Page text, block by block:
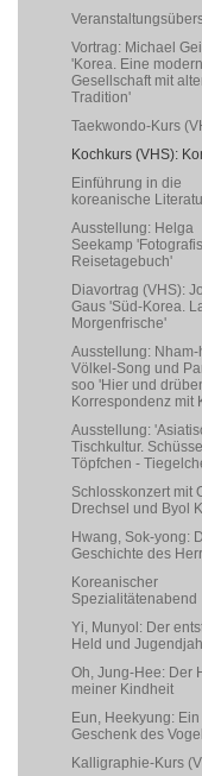
Vortrag: Michael
'Korea. Eine
Gesellschaft mit
Tradition'
Taekwondo-Kurs
Kochkurs (VHS):
Einführung in die
koreanische
Ausstellung: Helga
Seekamp
Reisetagebuch'
Diavortrag (VHS):
Gaus 'Süd-Korea.
Morgenfrische'
Ausstellung: Nham-
Völkel-Song und
soo 'Hier und
Korrespondenz mit
Ausstellung:
Tischkultur.
Töpfchen -
Schlosskonzert mit
Drechsel und Byol
Hwang, Sok-yong:
Geschichte des
Koreanischer
Spezialitätenabend
Yi, Munyol: Der
Held und
Oh, Jung-Hee: Der
meiner Kindheit
Eun, Heekyung: Ein
Geschenk des
Kalligraphie-Kurs